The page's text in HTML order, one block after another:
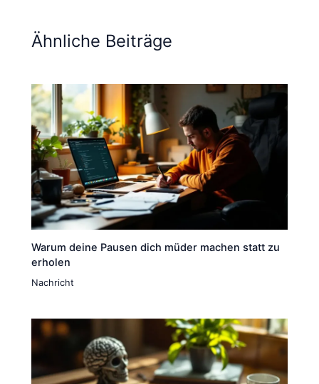
Ähnliche Beiträge
Warum deine Pausen dich müder machen statt zu
erholen
Nachricht